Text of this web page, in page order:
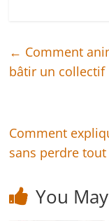
← Comment
bâtir un collectif
Comment
sans perdre
You